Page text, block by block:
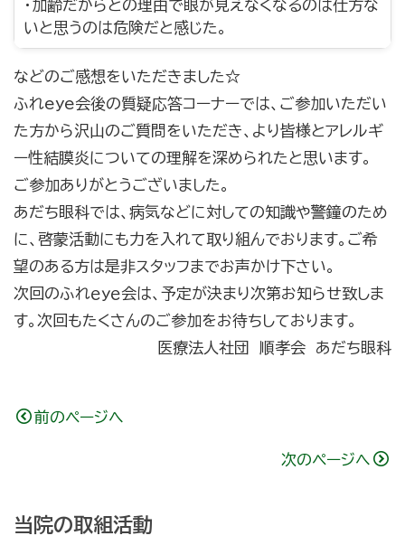
・加齢だからとの理由で眼が見えなくなるのは仕方な
いと思うのは危険だと感じた。
などのご感想をいただきました☆
ふれeye会後の質疑応答コーナーでは、ご参加いただい
た方から沢山のご質問をいただき、より皆様とアレルギ
ー性結膜炎についての理解を深められたと思います。
ご参加ありがとうございました。
あだち眼科では、病気などに対しての知識や警鐘のため
に、啓蒙活動にも力を入れて取り組んでおります。ご希
望のある方は是非スタッフまでお声かけ下さい。
次回のふれｅｙｅ会は、予定が決まり次第お知らせ致しま
す。次回もたくさんのご参加をお待ちしております。
医療法人社団 順孝会 あだち眼科
前のページへ
次のページへ
当院の取組活動